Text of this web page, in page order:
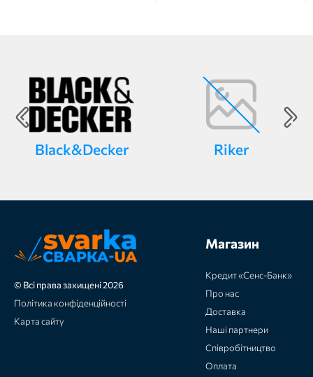
Black&Decker Riker
© Всі права захищені 2026
Політика конфіденційності
Карта сайту
Магазин
Кредит «Сенс-Банк»
Про нас
Доставка
Наші партнери
Співробітництво
Оплата